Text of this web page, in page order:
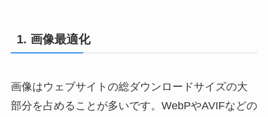
1. 画像最適化
画像はウェブサイトの総ダウンロードサイズの大
部分を占めることが多いです。WebPやAVIFなどの